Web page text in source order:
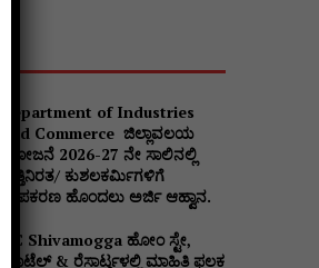
Department of Industries
and Commerce ಜಿಲ್ಲಾವಲಯ
ಯೋಜನೆ 2026-27 ನೇ ಸಾಲಿನಲ್ಲಿ
ವೃತ್ತಿನಿರತ/ ಕುಶಲಕರ್ಮಿಗಳಿಗೆ
ಉಪಕರಣ ಹೊಂದಲು ಅರ್ಜಿ ಆಹ್ವಾನ.
DC Shivamogga ಹೋಂ ಸ್ಟೇ,
ಹೊಟೆಲ್ & ರೆಸಾರ್ಟ್ಗಳಲ್ಲಿ ಮಾಹಿತಿ ಫಲಕ